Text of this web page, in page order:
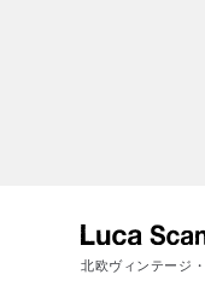
北欧ヴィンテージ